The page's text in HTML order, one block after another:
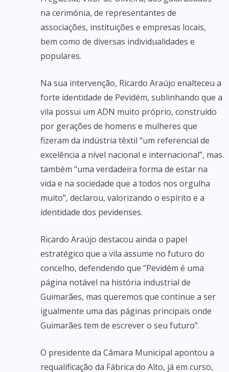
na cerimónia, de representantes de
associações, instituições e empresas locais,
bem como de diversas individualidades e
populares.
Na sua intervenção, Ricardo Araújo enalteceu a
forte identidade de Pevidém, sublinhando que a
vila possui um ADN muito próprio, construído
por gerações de homens e mulheres que
fizeram da indústria têxtil “um referencial de
excelência a nível nacional e internacional”, mas
também “uma verdadeira forma de estar na
vida e na sociedade que a todos nos orgulha
muito”, declarou, valorizando o espírito e a
identidade dos pevidenses.
Ricardo Araújo destacou ainda o papel
estratégico que a vila assume no futuro do
concelho, defendendo que “Pevidém é uma
página notável na história industrial de
Guimarães, mas queremos que continue a ser
igualmente uma das páginas principais onde
Guimarães tem de escrever o seu futuro”.
O presidente da Câmara Municipal apontou a
requalificação da Fábrica do Alto, já em curso,